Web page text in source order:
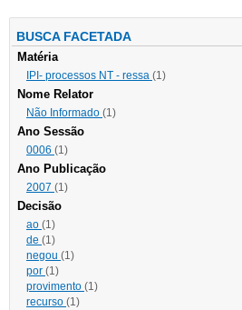
BUSCA FACETADA
Matéria
IPI- processos NT - ressa (1)
Nome Relator
Não Informado (1)
Ano Sessão
0006 (1)
Ano Publicação
2007 (1)
Decisão
ao (1)
de (1)
negou (1)
por (1)
provimento (1)
recurso (1)